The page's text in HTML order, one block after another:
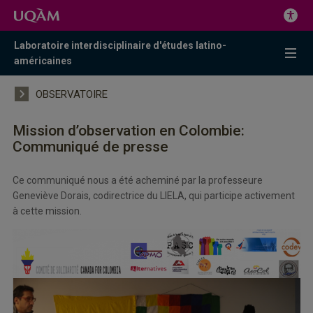
Laboratoire interdisciplinaire d'études latino-
américaines
OBSERVATOIRE
Mission d’observation en Colombie:
Communiqué de presse
Ce communiqué nous a été acheminé par la professeure
Geneviève Dorais, codirectrice du LIELA, qui participe activement
à cette mission.